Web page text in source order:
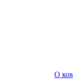
О